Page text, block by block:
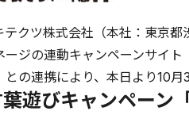
テクツ株式会社（本社：東京
ージの連動キャンペーンサイ
の連携により、本日より10月
遊びキャンペーン